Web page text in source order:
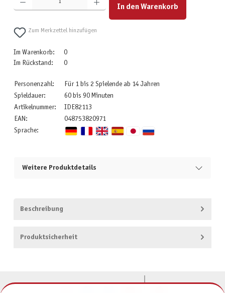
In den Warenkorb
Zum Merkzettel hinzufügen
Im Warenkorb:
0
Im Rückstand:
0
Personenzahl:
Für 1 bis 2 Spielende ab 14 Jahren
Spieldauer:
60 bis 90 Minuten
Artikelnummer:
IDE82113
EAN:
048753820971
Sprache:
Weitere Produktdetails
Beschreibung
Produktsicherheit